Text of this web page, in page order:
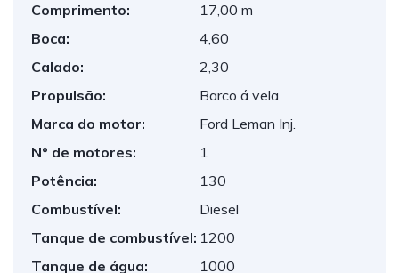
Comprimento:
17,00 m
Boca:
4,60
Calado:
2,30
Propulsão:
Barco á vela
Marca do motor:
Ford Leman Inj.
Nº de motores:
1
Potência:
130
Combustível:
Diesel
Tanque de combustível: 1200
Tanque de água:
1000